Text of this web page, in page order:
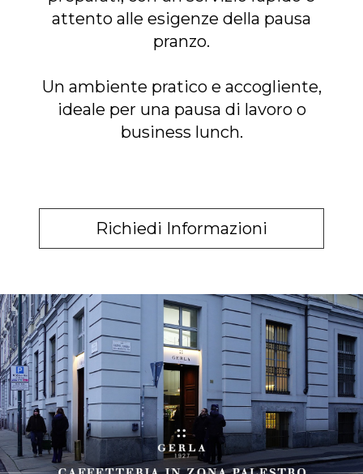
attento alle esigenze della pausa
pranzo.
Un ambiente pratico e accogliente,
ideale per una pausa di lavoro o
business lunch.
Richiedi Informazioni